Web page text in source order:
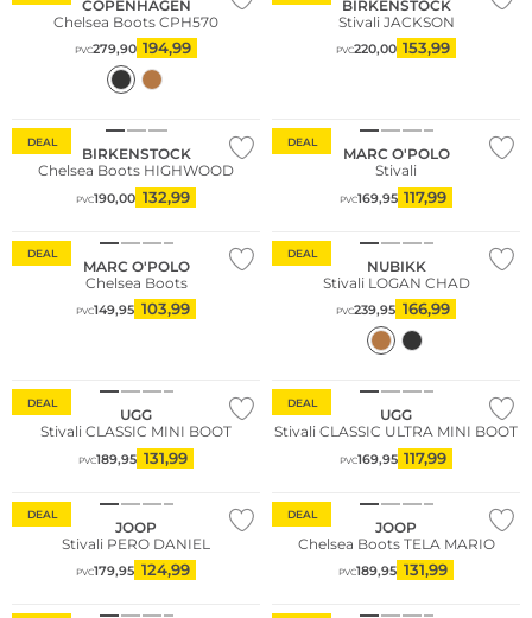
COPENHAGEN
Chelsea Boots CPH570
PVC279,90 194,99
BIRKENSTOCK
Stivali JACKSON
PVC220,00 153,99
DEAL
BIRKENSTOCK
Chelsea Boots HIGHWOOD
PVC190,00 132,99
DEAL
MARC O'POLO
Stivali
PVC169,95 117,99
DEAL
MARC O'POLO
Chelsea Boots
PVC149,95 103,99
DEAL
NUBIKK
Stivali LOGAN CHAD
PVC239,95 166,99
DEAL
UGG
Stivali CLASSIC MINI BOOT
PVC189,95 131,99
DEAL
UGG
Stivali CLASSIC ULTRA MINI BOOT
PVC169,95 117,99
DEAL
JOOP
Stivali PERO DANIEL
PVC179,95 124,99
DEAL
JOOP
Chelsea Boots TELA MARIO
PVC189,95 131,99